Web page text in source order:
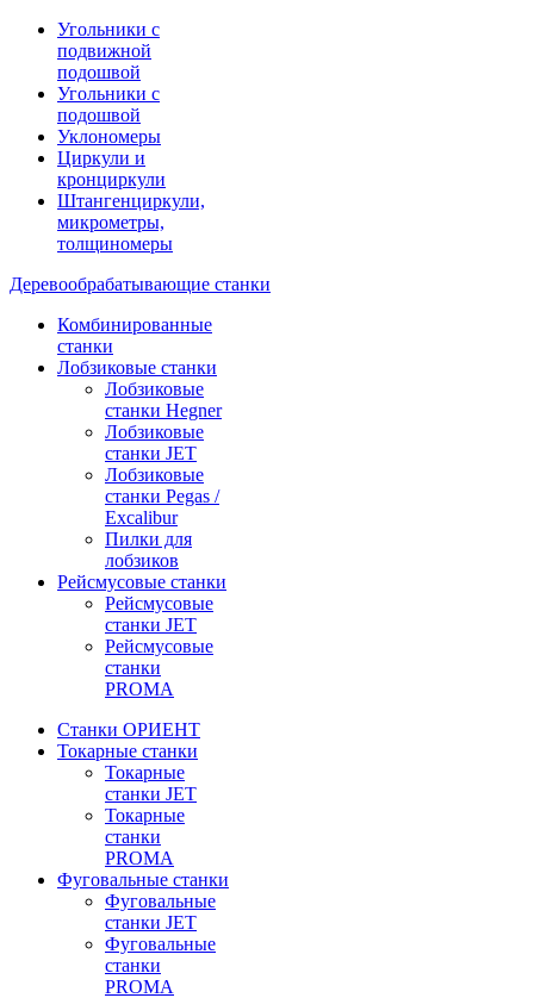
Угольники с
подвижной
подошвой
Угольники с
подошвой
Уклономеры
Циркули и
кронциркули
Штангенциркули,
микрометры,
толщиномеры
Деревообрабатывающие станки
Комбинированные
станки
Лобзиковые станки
Лобзиковые
станки Hegner
Лобзиковые
станки JET
Лобзиковые
станки Pegas /
Excalibur
Пилки для
лобзиков
Рейсмусовые станки
Рейсмусовые
станки JET
Рейсмусовые
станки
PROMA
Станки ОРИЕНТ
Токарные станки
Toкарные
станки JET
Токарные
станки
PROMA
Фуговальные станки
Фуговальные
станки JET
Фуговальные
станки
PROMA